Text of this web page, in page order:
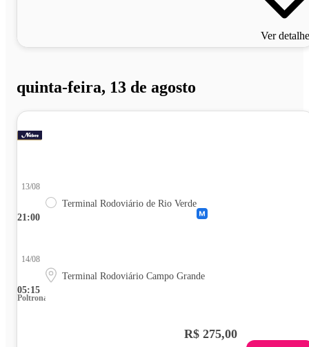
Ver
quinta-feira, 13 de agosto
21:00
13/08
Terminal Rodoviário de Rio Verde
05:15
14/08
Terminal Rodoviário Campo Grande
Poltrona
R$ 275,00